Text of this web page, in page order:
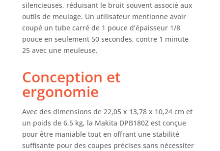
silencieuses, réduisant le bruit souvent associé aux
outils de meulage. Un utilisateur mentionne avoir
coupé un tube carré de 1 pouce d’épaisseur 1/8
pouce en seulement 50 secondes, contre 1 minute
25 avec une meuleuse.
Conception et
ergonomie
Avec des dimensions de 22,05 x 13,78 x 10,24 cm et
un poids de 6,5 kg, la Makita DPB180Z est conçue
pour être maniable tout en offrant une stabilité
suffisante pour des coupes précises sans nécessiter